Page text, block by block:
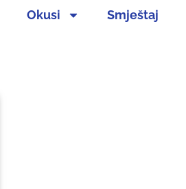
Okusi Smještaj